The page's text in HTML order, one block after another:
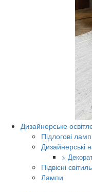
Дизайнерське
Підлогові
Дизайнерські
>
Підвісні
Лампи